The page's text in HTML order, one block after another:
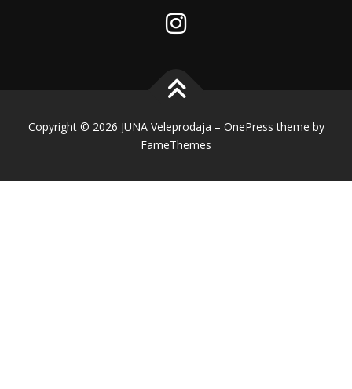
Copyright © 2026 JUNA Veleprodaja – OnePress theme by
FameThemes